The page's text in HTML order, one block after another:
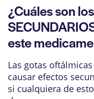
¿Cuáles son
este
Las gotas
causar efectos
si cualquiera de